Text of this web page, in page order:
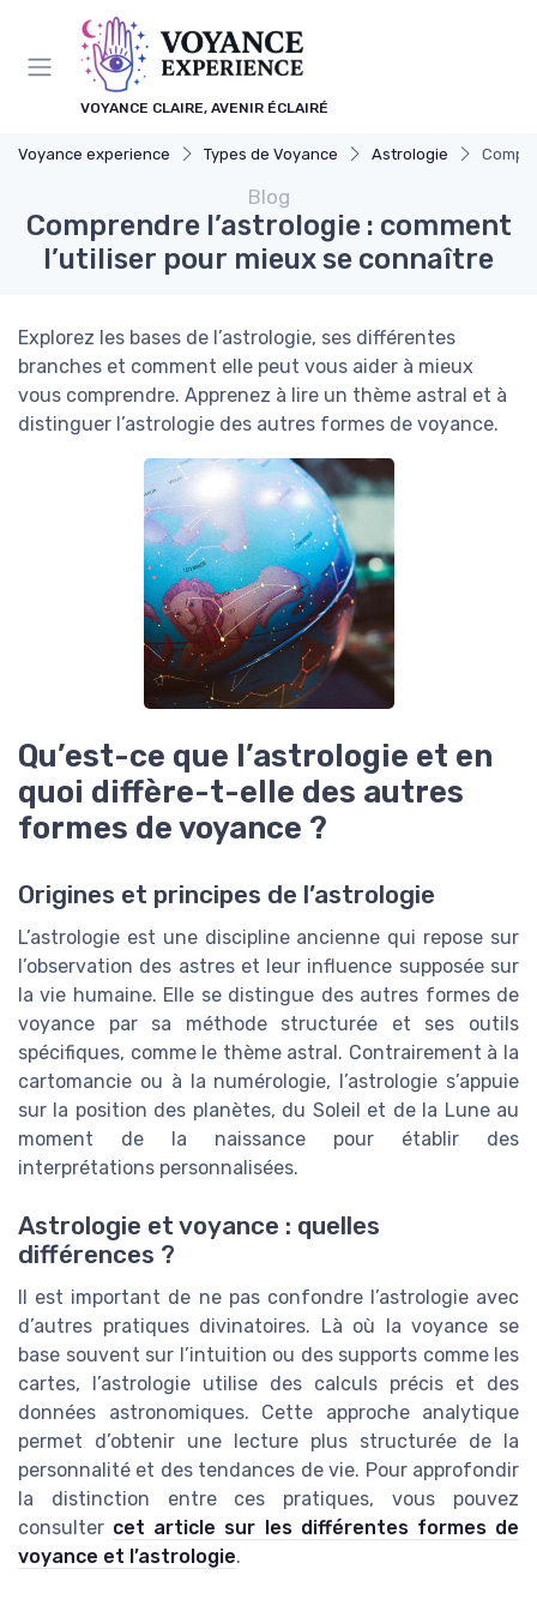
VOYANCE CLAIRE, AVENIR ÉCLAIRÉ
Voyance experience Types de Voyance Astrologie
Blog
Comprendre l’astrologie : comment
l’utiliser pour mieux se connaître
Explorez les bases de l’astrologie, ses différentes
branches et comment elle peut vous aider à mieux
vous comprendre. Apprenez à lire un thème astral et à
distinguer l’astrologie des autres formes de voyance.
Qu’est-ce que l’astrologie et en
quoi diffère-t-elle des autres
formes de voyance ?
Origines et principes de l’astrologie
L’astrologie est une discipline ancienne qui repose sur
l’observation des astres et leur influence supposée sur
la vie humaine. Elle se distingue des autres formes de
voyance par sa méthode structurée et ses outils
spécifiques, comme le thème astral. Contrairement à la
cartomancie ou à la numérologie, l’astrologie s’appuie
sur la position des planètes, du Soleil et de la Lune au
moment de la naissance pour établir des
interprétations personnalisées.
Astrologie et voyance : quelles
différences ?
Il est important de ne pas confondre l’astrologie avec
d’autres pratiques divinatoires. Là où la voyance se
base souvent sur l’intuition ou des supports comme les
cartes, l’astrologie utilise des calculs précis et des
données astronomiques. Cette approche analytique
permet d’obtenir une lecture plus structurée de la
personnalité et des tendances de vie. Pour approfondir
la distinction entre ces pratiques, vous pouvez
consulter cet article sur les différentes formes de
voyance et l’astrologie.
Panneau de gestion des cookies